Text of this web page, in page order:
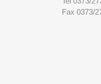
Fax 0373/